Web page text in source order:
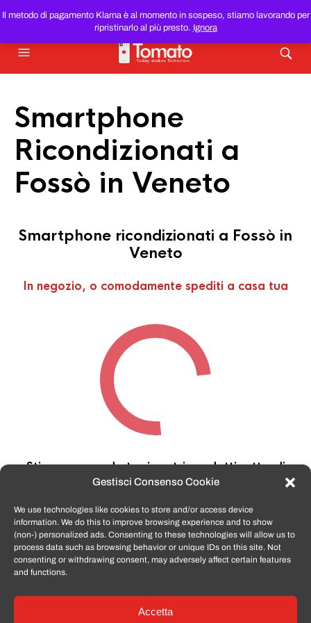
Gestisci Consenso Cookie
We use technologies like cookies to store and/or access device
information. We do this to improve browsing experience and to show
(non-) personalized ads. Consenting to these technologies will allow us to
process data such as browsing behavior or unique IDs on this site. Not
consenting or withdrawing consent, may adversely affect certain features
and functions.
Accetta
Il metodo di pagamento Klarna è al momento in sospeso, stiamo lavorando per
ripristinarlo al più presto. Ignora
SMARTPHONE E TABLET RICONDIZIONATIAL MIGLIOR
PREZZO DEL WEB!
Smartphone
Ricondizionati a
Fossò in Veneto
Smartphone ricondizionati a Fossò in
Veneto
In negozio, o comodamente spediti a casa tua
Stiamo cercando tra i nostri prodotti, attendi
qualche secondo…
TomatoSmartphone.itè lo shop n.1 in italia per
smartphone ricondizionati garantiti e certificati
di tutte le marche,APPLE, SAMSUNG, HUAWEI,
ONEPLUS, XIAOMI e tanto altro